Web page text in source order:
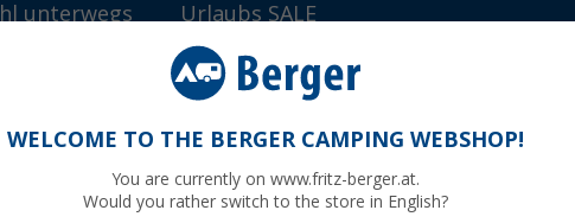
unterwegs Urlaubs SALE
& Beleuchtung Dometic RainTec RT 100 LED-Regenrinne für
für Schiebetüren Fiat Ducato schwarz
WELCOME TO THE BERGER CAMPING WEBSHOP!
You are currently on www.fritz-berger.at.
Would you rather switch to the store in English?